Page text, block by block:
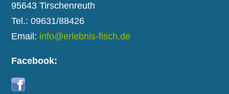
95643 Tirschenreuth
Tel.: 09631/88426
Email: info@erlebnis-fisch.de
Facebook: